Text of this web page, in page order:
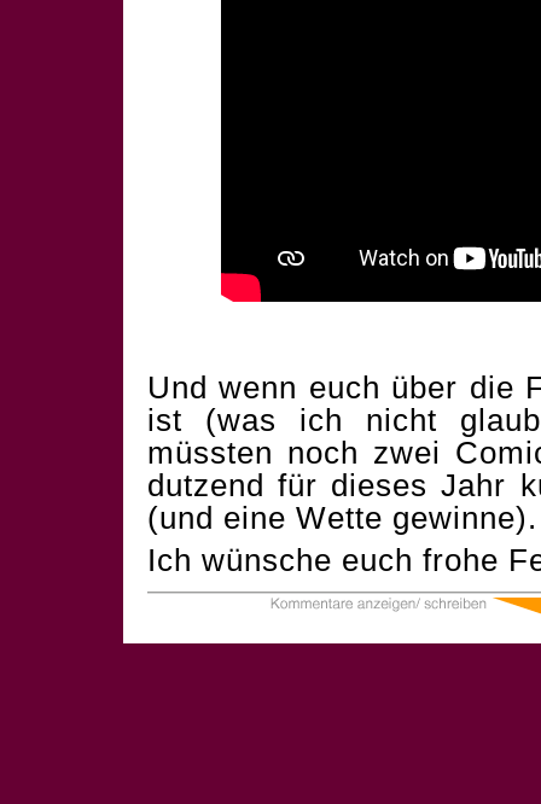
Und wenn euch über die
ist (was ich nicht
müssten noch zwei
dutzend für dieses Jahr
(und eine Wette
Ich wünsche euch frohe